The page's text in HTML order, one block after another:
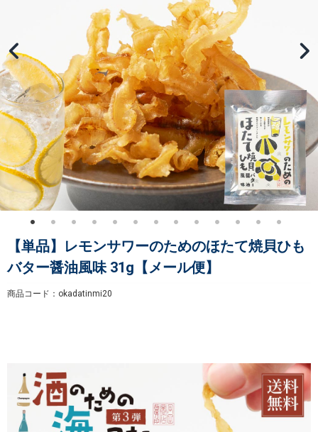
【単品】レモンサワーのためのほたて焼貝ひも
バター醤油風味 31g【メール便】
商品コード：okadatinmi20